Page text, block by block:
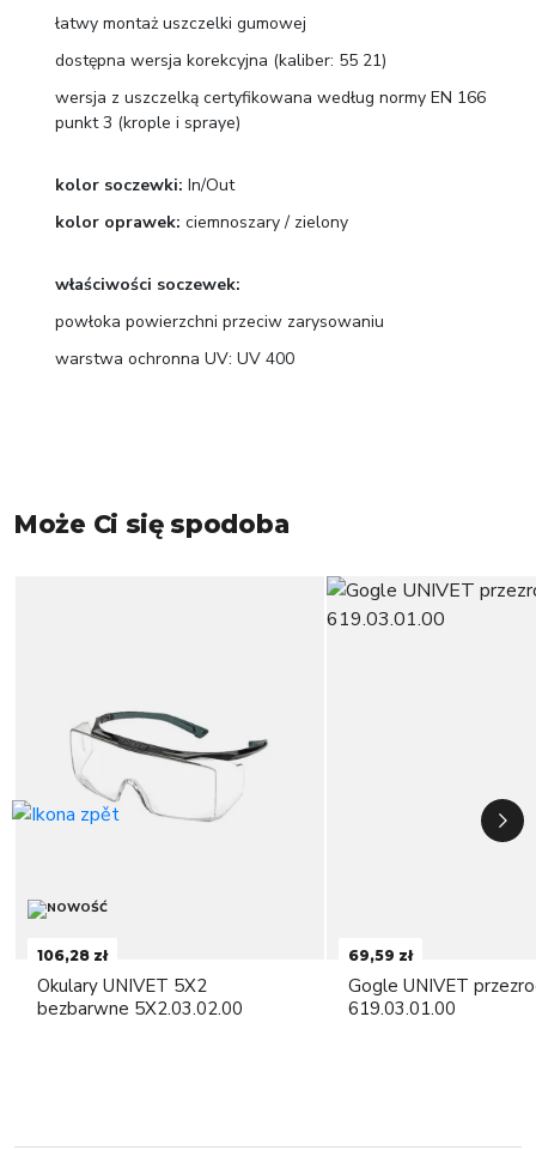
łatwy montaż uszczelki gumowej
dostępna wersja korekcyjna (kaliber: 55 21)
wersja z uszczelką certyfikowana według normy EN 166
punkt 3 (krople i spraye)
kolor soczewki: In/Out
kolor oprawek: ciemnoszary / zielony
właściwości soczewek:
powłoka powierzchni przeciw zarysowaniu
warstwa ochronna UV: UV 400
Może Ci się spodoba
106,28 zł
Okulary UNIVET 5X2
bezbarwne 5X2.03.02.00
69,59 zł
Gogle UNIVET
619.03.01.00